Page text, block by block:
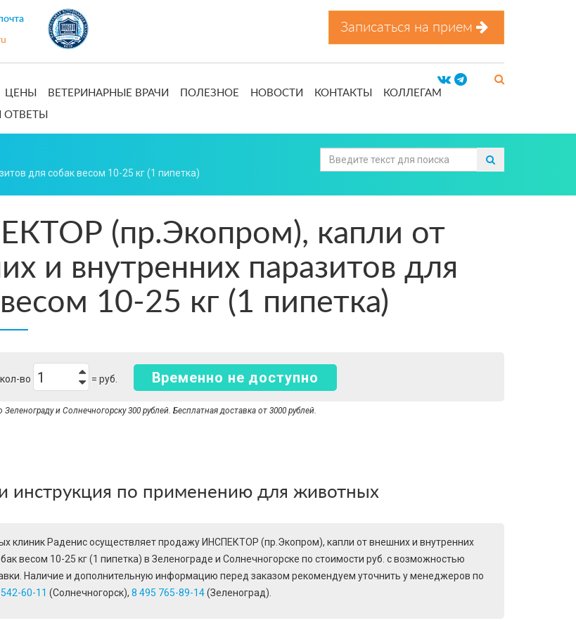
Записаться на прием
ЦЕНЫ ВЕТЕРИНАРНЫЕ ВРАЧИ ПОЛЕЗНОЕ НОВОСТИ КОНТАКТЫ КОЛЛЕГАМ
для собак весом 10-25 кг (1 пипетка)
(пр.Экопром), капли от
и внутренних паразитов для
10-25 кг (1 пипетка)
кол-во = руб. Временно не доступно
и Солнечногорску 300 рублей. Бесплатная доставка от 3000 рублей.
инструкция по применению для животных
клиник Раденис осуществляет продажу ИНСПЕКТОР (пр.Экопром), капли от внешних и внутренних
весом 10-25 кг (1 пипетка) в Зеленограде и Солнечногорске по стоимости руб. с возможностью
Наличие и дополнительную информацию перед заказом рекомендуем уточнить у менеджеров по
60-11 (Солнечногорск), 8 495 765-89-14(Зеленоград).